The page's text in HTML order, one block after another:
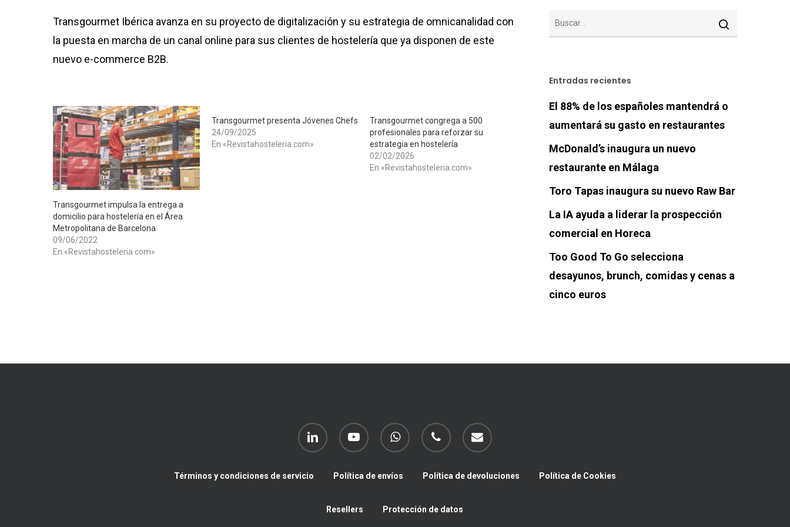
Transgourmet Ibérica avanza en su proyecto de digitalización y su estrategia de omnicanalidad con
la puesta en marcha de un canal online para sus clientes de hostelería que ya disponen de este
nuevo e-commerce B2B.
​Transgourmet impulsa la entrega a
domicilio para hostelería en el Área
Metropolitana de Barcelona
09/06/2022
En «Revistahosteleria.com»
Transgourmet presenta Jóvenes Chefs
24/09/2025
En «Revistahosteleria.com»
Transgourmet congrega a 500
profesionales para reforzar su
estrategia en hostelería
02/02/2026
En «Revistahosteleria.com»
Entradas recientes
El 88% de los españoles mantendrá o
aumentará su gasto en restaurantes
McDonald’s inaugura un nuevo
restaurante en Málaga
Toro Tapas inaugura su nuevo Raw Bar
La IA ayuda a liderar la prospección
comercial en Horeca
Too Good To Go selecciona
desayunos, brunch, comidas y cenas a
cinco euros
linkedin youtube whatsapp phone email
Términos y condiciones de servicio Política de envíos Política de devoluciones Política de Cookies
Resellers Protección de datos